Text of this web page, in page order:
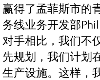
赢得了孟菲斯市的
务线业务开发部
对手相比，我们不
先规划，我们计划
生产设施。这样，